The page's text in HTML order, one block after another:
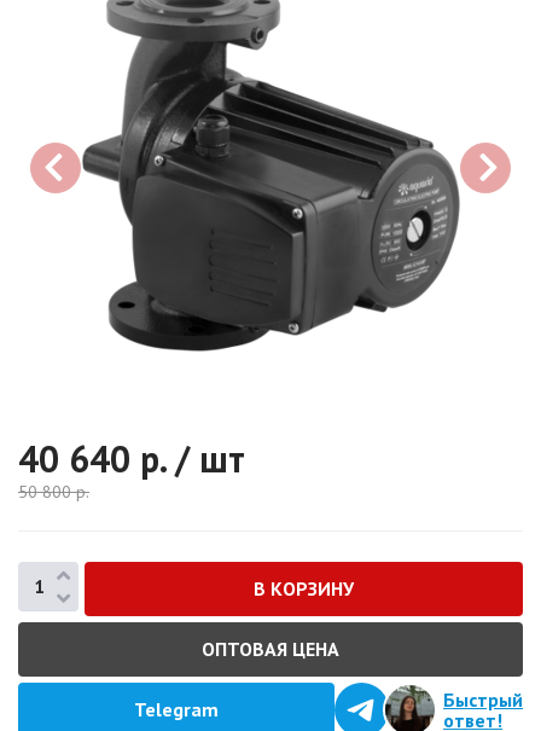
40 640 р. / шт
50 800р.
ОПТОВАЯ ЦЕНА
Telegram
Быстрый
ответ!